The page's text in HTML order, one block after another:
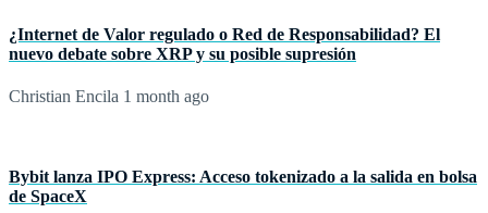
¿Internet de Valor regulado o Red de Responsabilidad? El
nuevo debate sobre XRP y su posible supresión
Christian Encila 1 month ago
Bybit lanza IPO Express: Acceso tokenizado a la salida en bolsa
de SpaceX